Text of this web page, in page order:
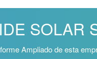
SOLAR
Ampliado de esta